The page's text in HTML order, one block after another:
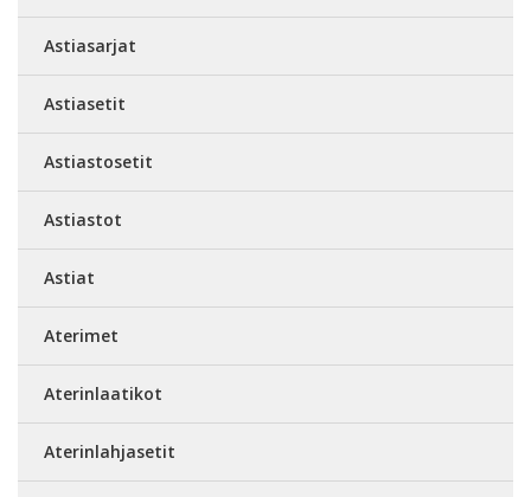
Astiasarjat
Astiasetit
Astiastosetit
Astiastot
Astiat
Aterimet
Aterinlaatikot
Aterinlahjasetit